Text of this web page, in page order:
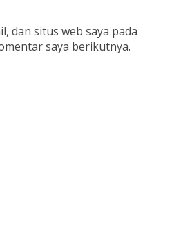
dan situs web saya pada
saya berikutnya.